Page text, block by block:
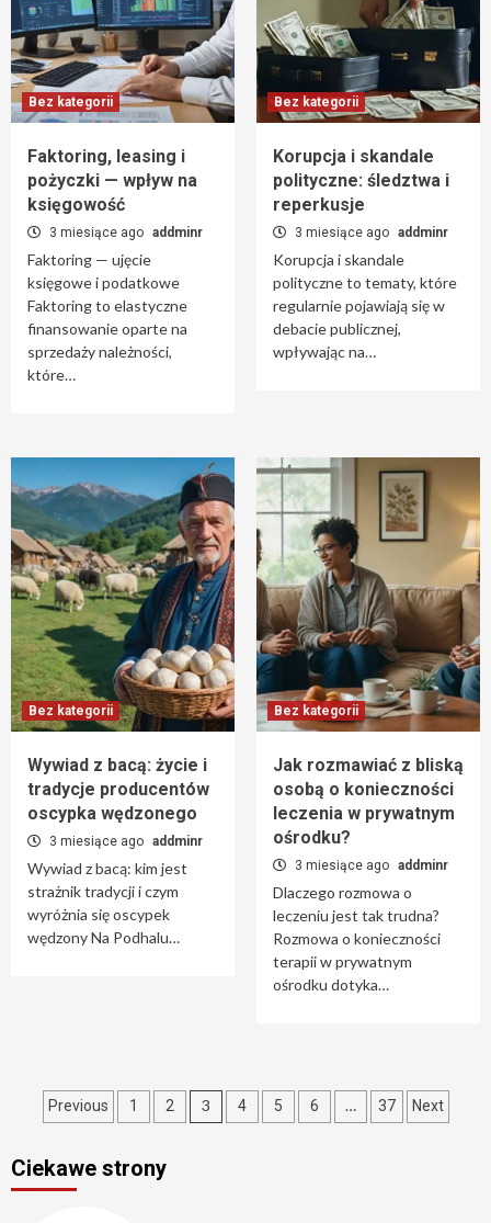
Bez kategorii
Faktoring, leasing i
pożyczki — wpływ na
księgowość
3 miesiące ago addminr
Faktoring — ujęcie
księgowe i podatkowe
Faktoring to elastyczne
finansowanie oparte na
sprzedaży należności,
które…
Bez kategorii
Korupcja i skandale
polityczne: śledztwa i
reperkusje
3 miesiące ago addminr
Korupcja i skandale
polityczne to tematy, które
regularnie pojawiają się w
debacie publicznej,
wpływając na…
Bez kategorii
Wywiad z bacą: życie i
tradycje producentów
oscypka wędzonego
3 miesiące ago addminr
Wywiad z bacą: kim jest
strażnik tradycji i czym
wyróżnia się oscypek
wędzony Na Podhalu…
Bez kategorii
Jak rozmawiać z bliską
osobą o konieczności
leczenia w prywatnym
ośrodku?
3 miesiące ago addminr
Dlaczego rozmowa o
leczeniu jest tak trudna?
Rozmowa o konieczności
terapii w prywatnym
ośrodku dotyka…
Stronicowanie
Previous 1 2 3 4 5 6 … 37 Next
Ciekawe strony